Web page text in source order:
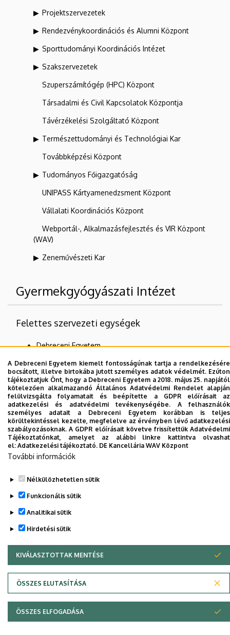
Projektszervezetek
Rendezvénykoordinációs és Alumni Központ
Sporttudományi Koordinációs Intézet
Szakszervezetek
Szuperszámítógép (HPC) Központ
Társadalmi és Civil Kapcsolatok Központja
Távérzékelési Szolgáltató Központ
Természettudományi és Technológiai Kar
Továbbképzési Központ
Tudományos Főigazgatóság
UNIPASS Kártyamenedzsment Központ
Vállalati Koordinációs Központ
Webportál-, Alkalmazásfejlesztés és VIR Központ
(WAV)
Zeneművészeti Kar
Gyermekgyógyászati Intézet
Felettes szervezeti egységek
Debreceni Egyetem
Általános Orvostudományi Kar
Dolgozói adatmódosítás igénylése a DE
telefonkönyvében|Külső személyek rögzítése a
DE telefonkönyvében|Súgó|Hibabejelentés
Szerzői jog © 2026 Unideb
A Debreceni Egyetem kiemelt fontosságúnak tartja a rendelkezésére
bocsátott, illetve birtokába jutott személyes adatok védelmét. Ezúton
tájékoztatjuk Önt, hogy a Debreceni Egyetem a 2018. május 25. napjától
kötelezően alkalmazandó Általános Adatvédelmi Rendelet alapján
felülvizsgálta folyamatait és beépítette a GDPR előírásait az
adatkezelési és adatvédelmi tevékenységébe. A felhasználók
személyes adatait a Debreceni Egyetem korábban is teljes
körültekintéssel kezelte, megfelelve az érvényben lévő adatkezelési
szabályozásoknak. A GDPR előírásait követve frissítettük Adatvédelmi
Tájékoztatónkat, amelyet az alábbi linkre kattintva olvashat
el: Adatkezelési tájékoztató. DE Kancellária WAV Központ
További információk
Nélkülözhetetlen sütik
Funkcionális sütik
Analitikai sütik
Hirdetési sütik
KIVÁLASZTOTTAK MENTÉSE
ÖSSZES ELUTASÍTÁSA
WITHDRAW CONSENT
ÖSSZES ELFOGADÁSA